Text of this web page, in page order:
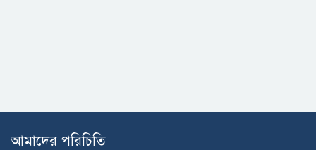
আমাদের পরিচিতি